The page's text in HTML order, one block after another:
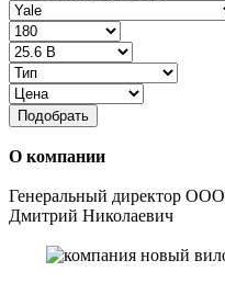
Подобрать
О компании
Генеральный директор
Дмитрий Николаевич